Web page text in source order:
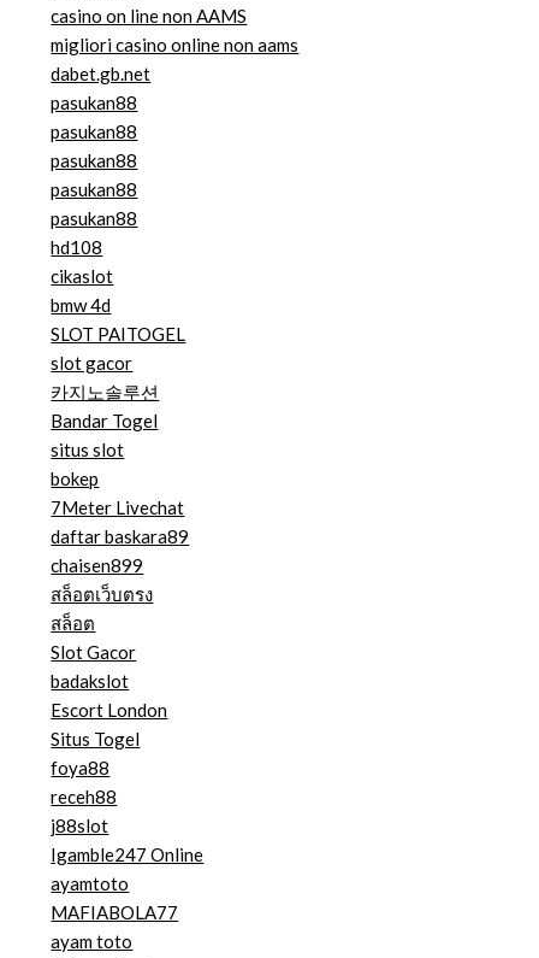
casino on line non AAMS
migliori casino online non aams
dabet.gb.net
pasukan88
pasukan88
pasukan88
pasukan88
pasukan88
hd108
cikaslot
bmw 4d
SLOT PAITOGEL
slot gacor
카지노솔루션
Bandar Togel
situs slot
bokep
7Meter Livechat
daftar baskara89
chaisen899
สล็อตเว็บตรง
สล็อต
Slot Gacor
badakslot
Escort London
Situs Togel
foya88
receh88
j88slot
Igamble247 Online
ayamtoto
MAFIABOLA77
ayam toto